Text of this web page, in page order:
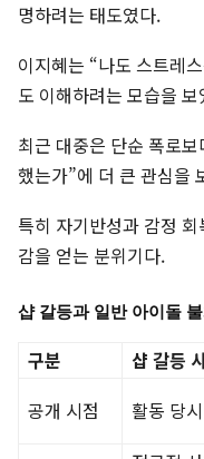
명하려는 태도였다.
이지혜는 “나도 스트레
도 이해하려는 모습을 보
최근 대중은 단순 폭로
했는가”에 더 큰 관심을
특히 자기반성과 감정
감을 얻는 분위기다.
샵 갈등과 일반 아이돌
구분 샵 갈등
공개 시점
활동 당